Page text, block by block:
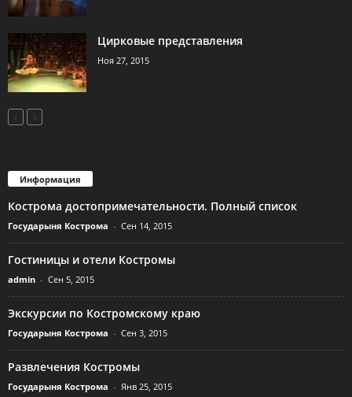
Цирковые представления
Ноя 27, 2015
Информация
Кострома достопримечательности. Полный список
Государыня Кострома - Сен 14, 2015
Гостиницы и отели Костромы
admin - Сен 5, 2015
Экскурсии по Костромскому краю
Государыня Кострома - Сен 3, 2015
Развлечения Костромы
Государыня Кострома - Янв 25, 2015